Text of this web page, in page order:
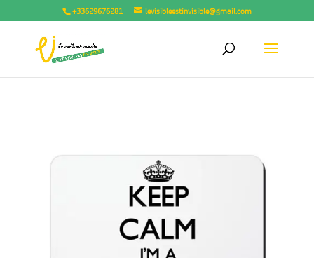
+33629676281 levisibleestinvisible@gmail.com